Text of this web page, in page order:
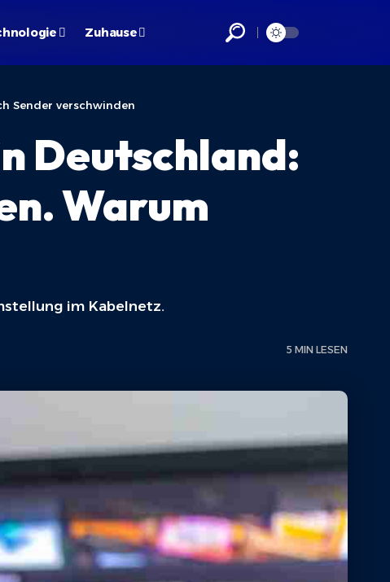
Zuhause
Sender verschwinden
Deutschland:
Warum
im Kabelnetz.
5 MIN LESEN